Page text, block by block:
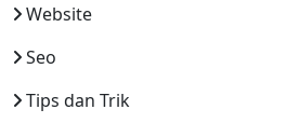
Website
Seo
Tips dan Trik